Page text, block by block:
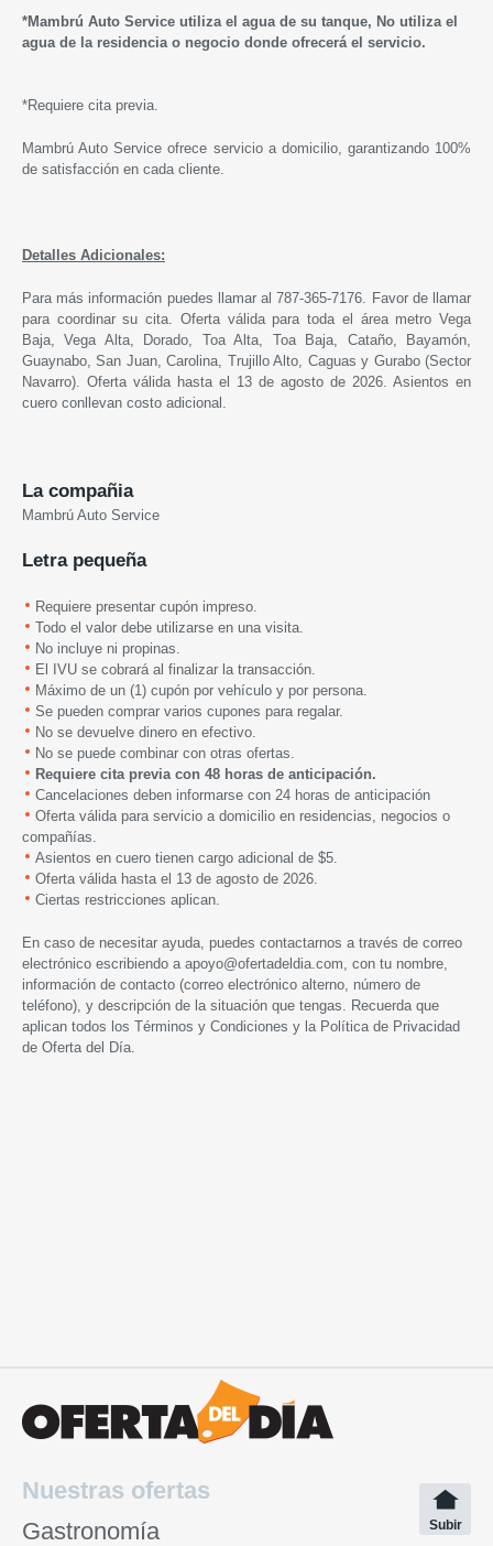
*Mambrú Auto Service utiliza el agua de su tanque, No utiliza el
agua de la residencia o negocio donde ofrecerá el servicio.
*Requiere cita previa.
Mambrú Auto Service ofrece servicio a domicilio, garantizando 100%
de satisfacción en cada cliente.
Detalles Adicionales:
Para más información puedes llamar al 787-365-7176. Favor de llamar
para coordinar su cita. Oferta válida para toda el área metro Vega
Baja, Vega Alta, Dorado, Toa Alta, Toa Baja, Cataño, Bayamón,
Guaynabo, San Juan, Carolina, Trujillo Alto, Caguas y Gurabo (Sector
Navarro). Oferta válida hasta el 13 de agosto de 2026. Asientos en
cuero conllevan costo adicional.
La compañia
Mambrú Auto Service
Letra pequeña
Requiere presentar cupón impreso.
Todo el valor debe utilizarse en una visita.
No incluye ni propinas.
El IVU se cobrará al finalizar la transacción.
Máximo de un (1) cupón por vehículo y por persona.
Se pueden comprar varios cupones para regalar.
No se devuelve dinero en efectivo.
No se puede combinar con otras ofertas.
Requiere cita previa con 48 horas de anticipación.
Cancelaciones deben informarse con 24 horas de anticipación
Oferta válida para servicio a domicilio en residencias, negocios o
compañías.
Asientos en cuero tienen cargo adicional de $5.
Oferta válida hasta el 13 de agosto de 2026.
Ciertas restricciones aplican.
En caso de necesitar ayuda, puedes contactarnos a través de correo
electrónico escribiendo a apoyo@ofertadeldia.com , con tu nombre,
información de contacto (correo electrónico alterno, número de
teléfono), y descripción de la situación que tengas. Recuerda que
aplican todos los Términos y Condiciones y la Política de Privacidad
de Oferta del Día.
Nuestras ofertas
Gastronomía
Subir